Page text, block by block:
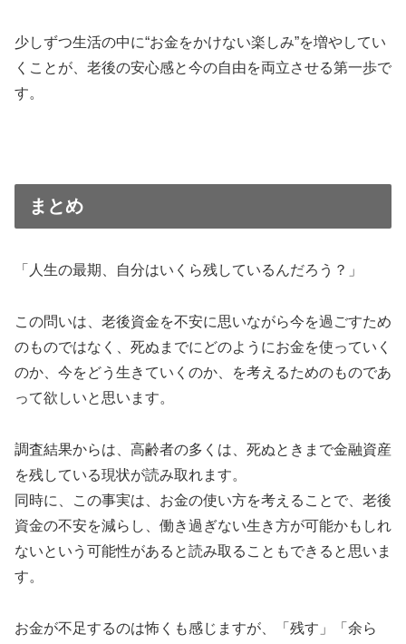
少しずつ生活の中に“お金をかけない楽しみ”を増やしてい
くことが、老後の安心感と今の自由を両立させる第一歩で
す。
まとめ
「人生の最期、自分はいくら残しているんだろう？」
この問いは、老後資金を不安に思いながら今を過ごすため
のものではなく、死ぬまでにどのようにお金を使っていく
のか、今をどう生きていくのか、を考えるためのものであ
って欲しいと思います。
調査結果からは、高齢者の多くは、死ぬときまで金融資産
を残している現状が読み取れます。
同時に、この事実は、お金の使い方を考えることで、老後
資金の不安を減らし、働き過ぎない生き方が可能かもしれ
ないという可能性があると読み取ることもできると思いま
す。
お金が不足するのは怖くも感じますが、「残す」「余ら